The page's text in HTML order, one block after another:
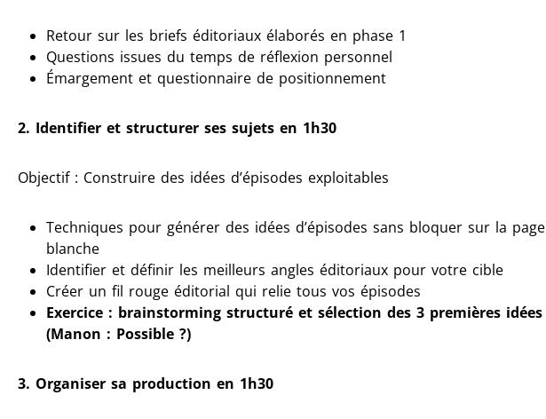
Retour sur les briefs éditoriaux élaborés en phase 1
Questions issues du temps de réflexion personnel
Émargement et questionnaire de positionnement
2. Identifier et structurer ses sujets en 1h30
Objectif : Construire des idées d’épisodes exploitables
Techniques pour générer des idées d’épisodes sans bloquer sur la page
blanche
Identifier et définir les meilleurs angles éditoriaux pour votre cible
Créer un fil rouge éditorial qui relie tous vos épisodes
Exercice : brainstorming structuré et sélection des 3 premières idées
(Manon : Possible ?)
3. Organiser sa production en 1h30